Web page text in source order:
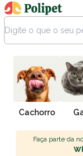
Cachorro
Faça parte da